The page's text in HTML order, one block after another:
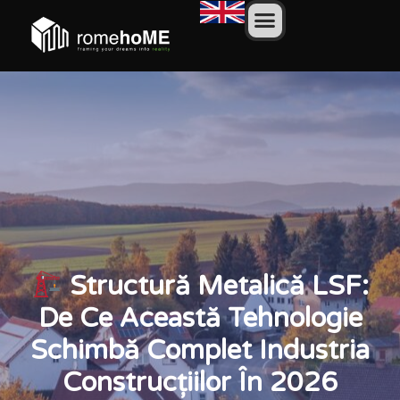
Structură Metalică LSF:
De Ce Această Tehnologie
Schimbă Complet Industria
Construcțiilor În 2026